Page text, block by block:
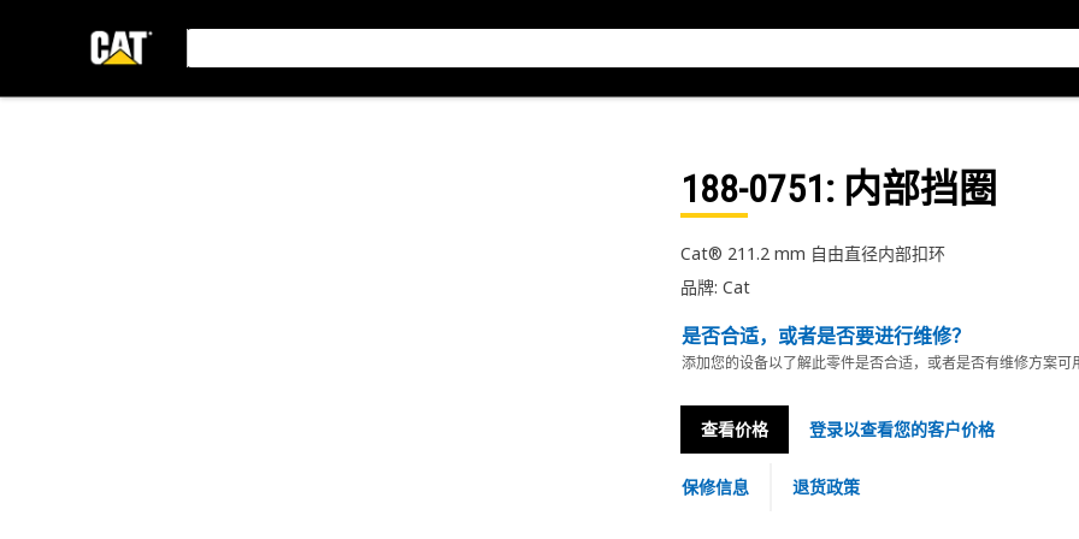
188-0751: 内部挡圈
Cat® 211.2 mm 自由直径内部扣环
品牌: Cat
是否合适，或者是否要进行维修？
添加您的设备以了解此零件是否合适，或者是否有维修方案可
查看价格 登录以查看您的客户价格
保修信息 退货政策